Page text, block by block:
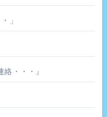
」
・・・』